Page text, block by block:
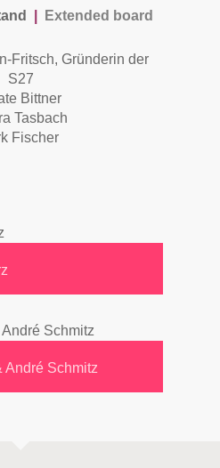
Extended board
Fritsch, Gründerin der
S27
Bittner
Tasbach
Fischer
André Schmitz